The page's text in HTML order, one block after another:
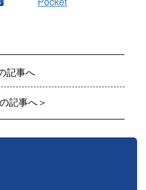
記事へ
記事へ＞